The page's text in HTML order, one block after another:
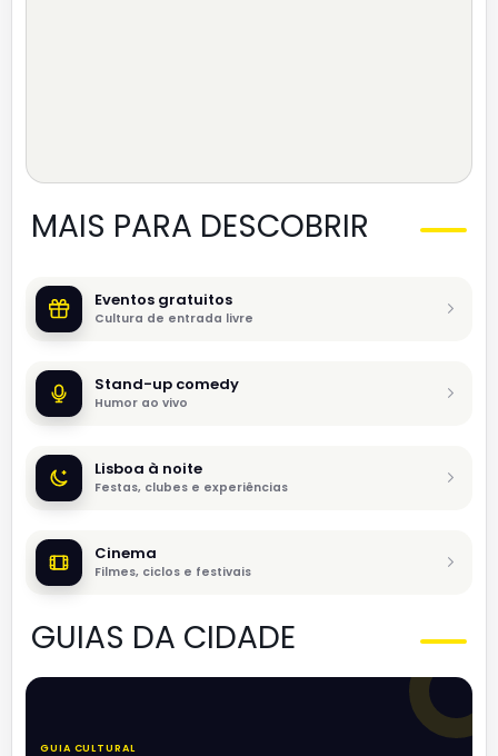
MAIS PARA DESCOBRIR
Eventos gratuitos
Cultura de entrada livre
Stand-up comedy
Humor ao vivo
Lisboa à noite
Festas, clubes e experiências
Cinema
Filmes, ciclos e festivais
GUIAS DA CIDADE
GUIA CULTURAL